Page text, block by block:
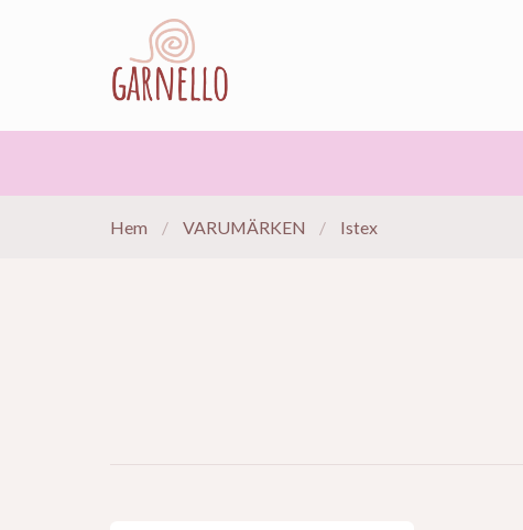
Hem / VARUMÄRKEN / Istex